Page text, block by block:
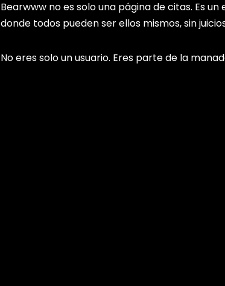
Bearwww no es solo una página de citas. Es un
donde todos pueden ser ellos mismos, sin
No eres solo un usuario. Eres parte de la